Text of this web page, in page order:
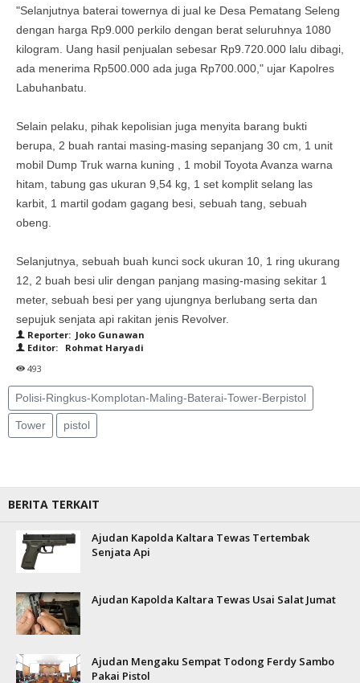
"Selanjutnya baterai towernya di jual ke Desa Pematang Seleng
dengan harga Rp9.000 perkilo dengan berat seluruhnya 1080
kilogram. Uang hasil penjualan sebesar Rp9.720.000 lalu dibagi,
ada menerima Rp500.000 ada juga Rp700.000," ujar Kapolres
Labuhanbatu.
Selain pelaku, pihak kepolisian juga menyita barang bukti
berupa, 2 buah rantai masing-masing sepanjang 30 cm, 1 unit
mobil Dump Truk warna kuning , 1 mobil Toyota Avanza warna
hitam, tabung gas ukuran 9,54 kg, 1 set komplit selang las
karbit, 1 martil godam gagang besi, sebuah tang, sebuah
obeng.
Selanjutnya, sebuah buah kunci sock ukuran 10, 1 ring ukurang
12, 2 buah besi ulir dengan panjang masing-masing sekitar 1
meter, sebuah besi per yang ujungnya berlubang serta dan
sepujuk senjata api rakitan jenis Revolver.
Reporter: Joko Gunawan
Editor: Rohmat Haryadi
493
Polisi-Ringkus-Komplotan-Maling-Baterai-Tower-Berpistol
Tower pistol
BERITA TERKAIT
Ajudan Kapolda Kaltara Tewas Tertembak
Senjata Api
Ajudan Kapolda Kaltara Tewas Usai Salat Jumat
Ajudan Mengaku Sempat Todong Ferdy Sambo
Pakai Pistol